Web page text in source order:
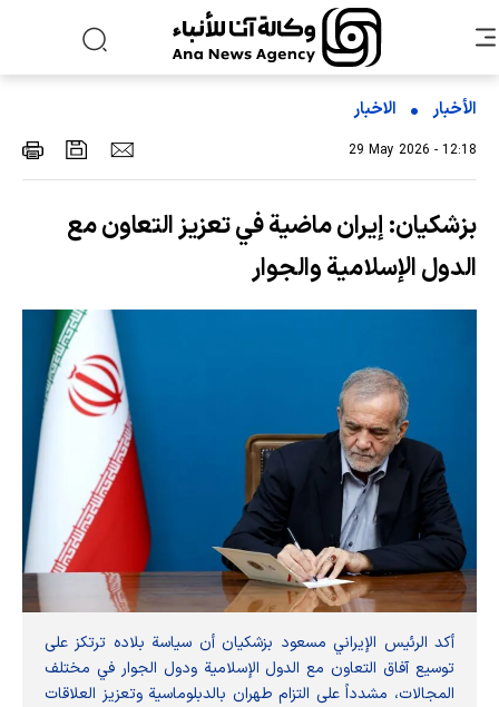
الأخبار الاخبار
29 May 2026 - 12:18
بزشكيان: إيران ماضية في تعزيز التعاون مع
الدول الإسلامية والجوار
أكد الرئيس الإيراني مسعود بزشكيان أن سياسة بلاده ترتكز على
توسيع آفاق التعاون مع الدول الإسلامية ودول الجوار في مختلف
المجالات، مشدداً على التزام طهران بالدبلوماسية وتعزيز العلاقات